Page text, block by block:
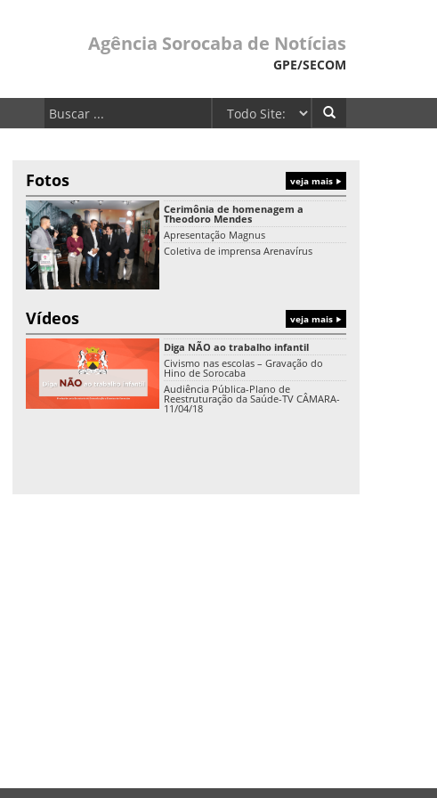
Agência Sorocaba de Notícias
GPE/SECOM
Fotos veja mais
Cerimônia de homenagem a
Theodoro Mendes
Apresentação Magnus
Coletiva de imprensa Arenavírus
Vídeos veja mais
Diga NÃO ao trabalho infantil
Civismo nas escolas – Gravação do
Hino de Sorocaba
Audiência Pública-Plano de
Reestruturação da Saúde-TV CÂMARA-
11/04/18